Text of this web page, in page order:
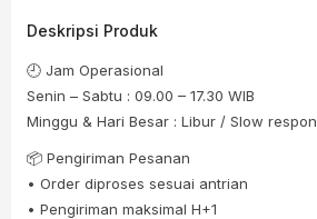
Deskripsi Produk
🕘 Jam Operasional
Senin – Sabtu : 09.00 – 17.30 WIB
Minggu & Hari Besar : Libur / Slow respon
📦 Pengiriman Pesanan
• Order diproses sesuai antrian
• Pengiriman maksimal H+1